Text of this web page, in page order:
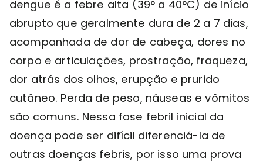
dengue é a febre alta (39° a 40°C) de início
abrupto que geralmente dura de 2 a 7 dias,
acompanhada de dor de cabeça, dores no
corpo e articulações, prostração, fraqueza,
dor atrás dos olhos, erupção e prurido
cutâneo. Perda de peso, náuseas e vômitos
são comuns. Nessa fase febril inicial da
doença pode ser difícil diferenciá-la de
outras doenças febris, por isso uma prova